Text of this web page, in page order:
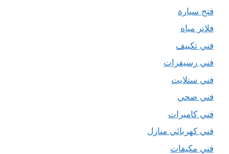
فتح سيارة
فلاتر مياه
فني تكييف
فني رسيفرات
فني ستلايت
فني صحي
فني كاميرات
فني كهربائي منازل
فني مكيفات